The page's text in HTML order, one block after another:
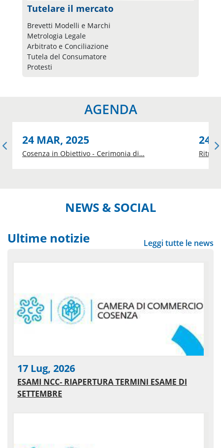
Tutelare il mercato
Brevetti Modelli e Marchi
Metrologia Legale
Arbitrato e Conciliazione
Tutela del Consumatore
Protesti
AGENDA
24 MAR, 2025
Cosenza in Obiettivo - Cerimonia di…
24
NEWS & SOCIAL
Ultime notizie
Leggi tutte le news
17 Lug, 2026
ESAMI NCC- RIAPERTURA TERMINI ESAME DI
SETTEMBRE